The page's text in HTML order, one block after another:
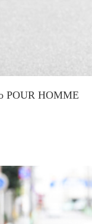
POUR HOMME